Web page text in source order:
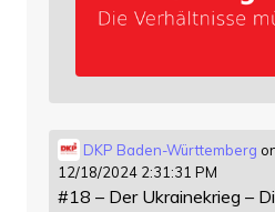
DKP Baden-Württemberg
12/18/2024 2:31:31 PM
#18 – Der Ukrainekrieg –